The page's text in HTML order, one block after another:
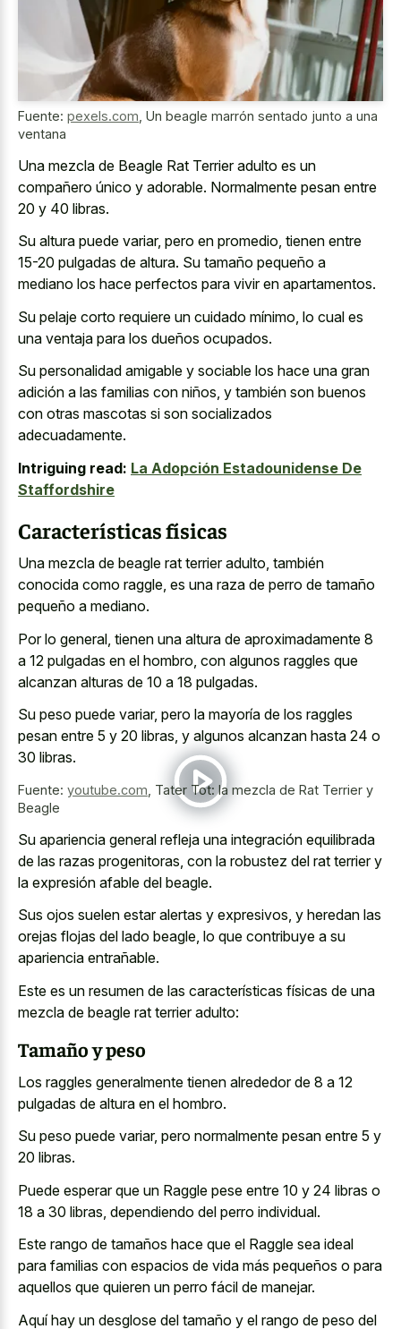
Fuente: pexels.com Un beagle marrón sentado junto a una
ventana
Una mezcla de Beagle Rat Terrier adulto es un
compañero único y adorable. Normalmente pesan entre
20 y 40 libras.
Su altura puede variar, pero en promedio, tienen entre
15-20 pulgadas de altura. Su tamaño pequeño a
mediano los hace perfectos para vivir en apartamentos.
Su pelaje corto requiere un cuidado mínimo, lo cual es
una ventaja para los dueños ocupados.
Su personalidad amigable y sociable los hace una gran
adición a las familias con niños, y también son buenos
con otras mascotas si son socializados
adecuadamente.
Intriguing read: La Adopción Estadounidense De
Staffordshire
Características físicas
Una mezcla de beagle rat terrier adulto, también
conocida como raggle, es una raza de perro de tamaño
pequeño a mediano.
Por lo general, tienen una altura de aproximadamente 8
a 12 pulgadas en el hombro, con algunos raggles que
alcanzan alturas de 10 a 18 pulgadas.
Su peso puede variar, pero la mayoría de los raggles
pesan entre 5 y 20 libras, y algunos alcanzan hasta 24 o
30 libras.
Fuente: youtube.com Tater Tot: la mezcla de Rat Terrier y
Beagle
Su apariencia general refleja una integración equilibrada
de las razas progenitoras, con la robustez del rat terrier y
la expresión afable del beagle.
Sus ojos suelen estar alertas y expresivos, y heredan las
orejas flojas del lado beagle, lo que contribuye a su
apariencia entrañable.
Este es un resumen de las características físicas de una
mezcla de beagle rat terrier adulto:
Tamaño y peso
Los raggles generalmente tienen alrededor de 8 a 12
pulgadas de altura en el hombro.
Su peso puede variar, pero normalmente pesan entre 5 y
20 libras.
Puede esperar que un Raggle pese entre 10 y 24 libras o
18 a 30 libras, dependiendo del perro individual.
Este rango de tamaños hace que el Raggle sea ideal
para familias con espacios de vida más pequeños o para
aquellos que quieren un perro fácil de manejar.
Aquí hay un desglose del tamaño y el rango de peso del